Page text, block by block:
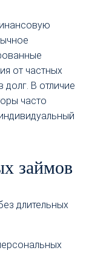
от частных
долг. В отличие
часто
займов
длительных